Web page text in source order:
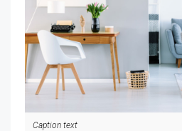
Caption text